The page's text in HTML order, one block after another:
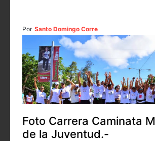
Por Santo Domingo Corre
Foto Carrera Caminata
de la Juventud.-